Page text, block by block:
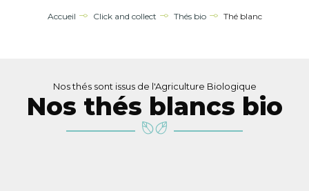
Accueil Click and collect Thés bio Thé blanc
Nos thés sont issus de l'Agriculture Biologique
Nos thés blancs bio